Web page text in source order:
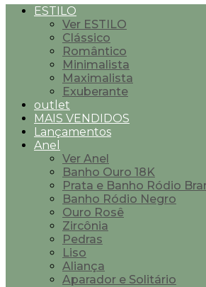
ESTILO
Ver ESTILO
Clássico
Romântico
Minimalista
Maximalista
Exuberante
outlet
MAIS VENDIDOS
Lançamentos
Anel
Ver Anel
Banho Ouro 18K
Prata e Banho Ródio
Banho Ródio Negro
Ouro Rosê
Zircônia
Pedras
Liso
Aliança
Aparador e Solitário